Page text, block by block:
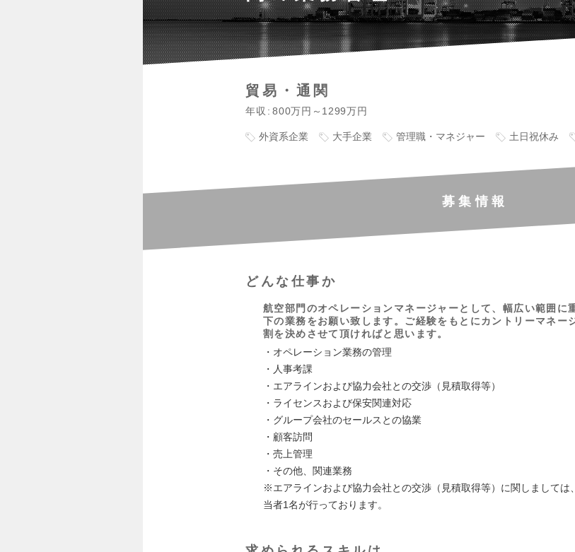
貿易・通関
年収 800万円～1299万円
外資系企業 大手企業 管理職・マネジャー 土日祝休み
募集情報
どんな仕事か
航空部門のオペレーションマネージャーとして、幅広い範囲に
下の業務をお願い致します。ご経験をもとにカントリーマネー
割を決めさせて頂ければと思います。
・オペレーション業務の管理
・人事考課
・エアラインおよび協力会社との交渉（見積取得等）
・ライセンスおよび保安関連対応
・グループ会社のセールスとの協業
・顧客訪問
・売上管理
・その他、関連業務
※エアラインおよび協力会社との交渉（見積取得等）に関しましては
当者1名が行っております。